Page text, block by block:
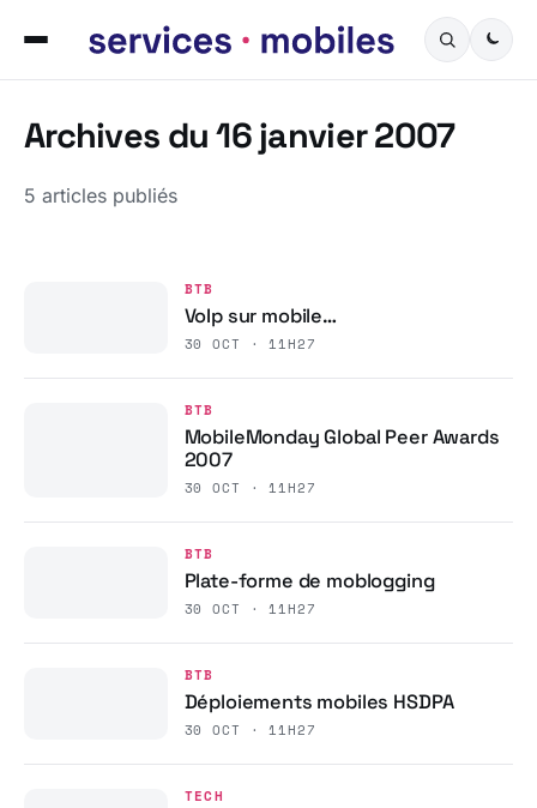
Archives du 16 janvier 2007
5 articles publiés
BTB
VoIp sur mobile…
30 OCT · 11H27
BTB
MobileMonday Global Peer Awards
2007
30 OCT · 11H27
BTB
Plate-forme de moblogging
30 OCT · 11H27
BTB
Déploiements mobiles HSDPA
30 OCT · 11H27
TECH